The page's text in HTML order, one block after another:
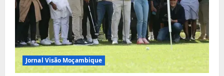
Jornal Visão Moçambique